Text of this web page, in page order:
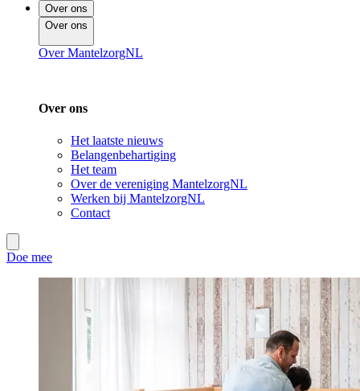
Over ons
Over ons
Over MantelzorgNL
Over ons
Het laatste nieuws
Belangenbehartiging
Het team
Over de vereniging MantelzorgNL
Werken bij MantelzorgNL
Contact
Doe mee